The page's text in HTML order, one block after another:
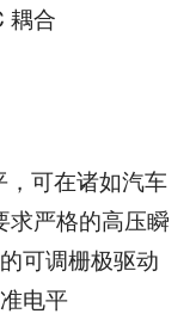
耦合
可在诸如汽车
求严格的高压瞬
可调栅极驱动
电平